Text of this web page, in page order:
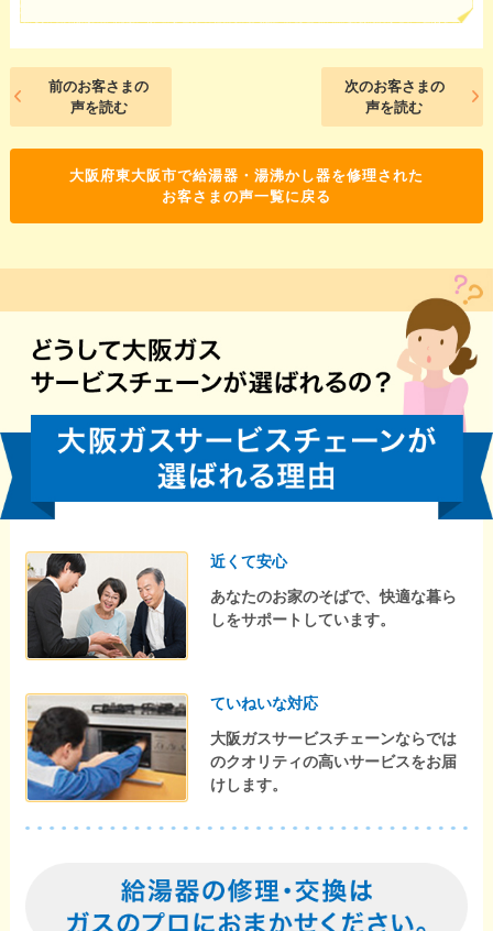
前のお客さまの
声を読む
次のお客さまの
声を読む
大阪府東大阪市で給湯器・湯沸かし器を修理された
お客さまの声一覧に戻る
近くて安心
あなたのお家のそばで、快適な暮ら
しをサポートしています。
ていねいな対応
大阪ガスサービスチェーンならでは
のクオリティの高いサービスをお届
けします。